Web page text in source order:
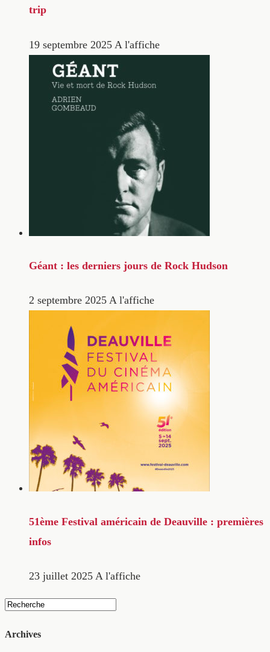
trip
19 septembre 2025 A l'affiche
Géant : les derniers jours de Rock Hudson
2 septembre 2025 A l'affiche
51ème Festival américain de Deauville : premières
infos
23 juillet 2025 A l'affiche
Archives